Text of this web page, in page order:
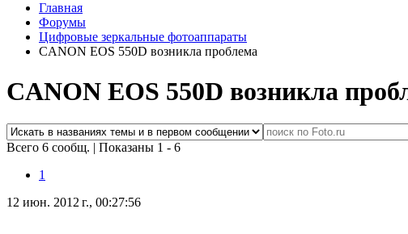
Главная
Форумы
Цифровые зеркальные фотоаппараты
CANON EOS 550D возникла проблема
CANON EOS 550D возникла
Всего 6 сообщ. | Показаны 1 - 6
1
12 июн. 2012 г., 00:27:56